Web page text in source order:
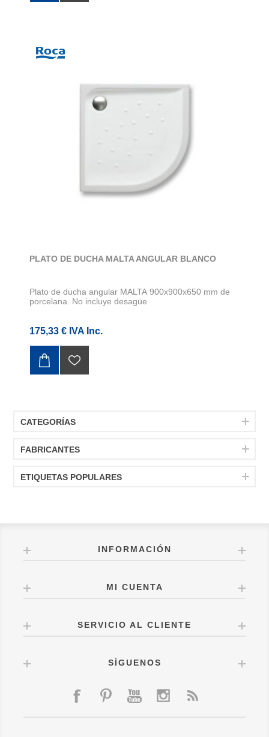
PLATO DE DUCHA MALTA ANGULAR BLANCO
Plato de ducha angular MALTA 900x900x650 mm de
porcelana. No incluye desagüe
175,33 € IVA Inc.
CATEGORÍAS
FABRICANTES
ETIQUETAS POPULARES
INFORMACIÓN
MI CUENTA
SERVICIO AL CLIENTE
SÍGUENOS